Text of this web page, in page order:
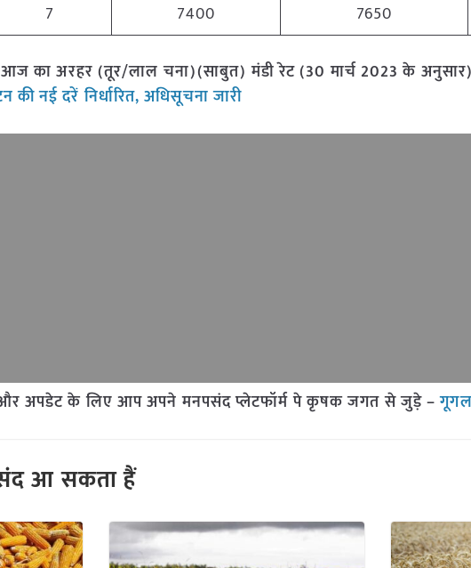
7 7400 7650
आज का अरहर (तूर/लाल चना)(साबुत) मंडी रेट (30 मार्च 2023 के अनुसार)
की नई दरें निर्धारित, अधिसूचना जारी
अपडेट के लिए आप अपने मनपसंद प्लेटफॉर्म पे कृषक जगत से जुड़े –
आ सकता हैं